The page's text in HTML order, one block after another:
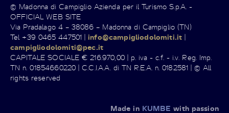
© Madonna di Campiglio Azienda per il Turismo S.p.A. -
OFFICIAL WEB SITE
Via Pradalago 4 – 38086 – Madonna di Campiglio (TN)
Tel +39 0465 447501 |info@campigliodolomiti.it |
campigliodolomiti@pec.it
CAPITALE SOCIALE € 216.970,00 | p. iva - c.f. - i.v. Reg. Imp.
TN n. 01854660220 | C.C.I.A.A. di TN R.E.A. n. 0182581 | © All
rights reserved
Made in KUMBE with passion